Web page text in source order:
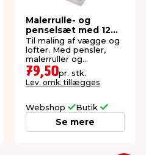
Malerrulle- og
penselsæt med 12
dele, 25 cm -
Stabile®
Til maling af vægge og
lofter. Med pensler,
malerruller og
afdækning.
79,50pr. stk.
Lev. omk. tillægges
Webshop Butik
Se mere